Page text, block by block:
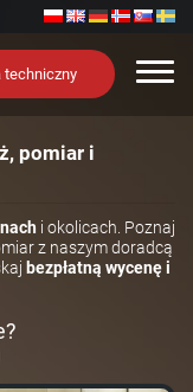
techniczny
pomiar i
i okolicach. Poznaj
z naszym doradcą
bezpłatną wycenę i